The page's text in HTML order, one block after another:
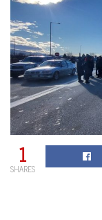
1
SHARES